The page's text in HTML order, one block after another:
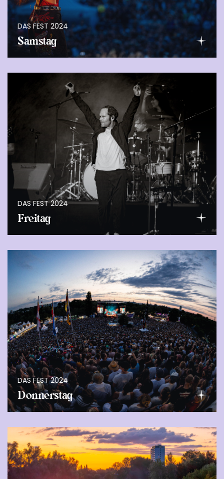
DAS FEST 2024
Samstag
DAS FEST 2024
Freitag
DAS FEST 2024
Donnerstag